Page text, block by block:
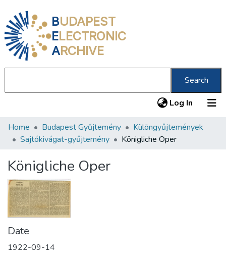
BUDAPEST
ELECTRONIC
ARCHIVE
Search
Log In (current)
Communities & Collections
Statistics
About us
Home Budapest Gyűjtemény
Különgyűjtemények
Sajtókivágat-gyűjtemény
Königliche Oper
Königliche Oper
Date
1922-09-14